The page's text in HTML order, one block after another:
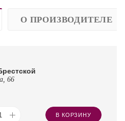
О ПРОИЗВОДИТЕЛЕ
66
В КОРЗИНУ